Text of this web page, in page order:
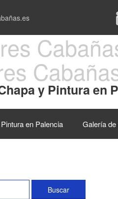
y Pintura en
en Palencia Galería de